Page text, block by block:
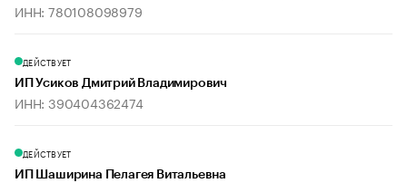
ИНН: 780108098979
ДЕЙСТВУЕТ
ИП Усиков Дмитрий Владимирович
ИНН: 390404362474
ДЕЙСТВУЕТ
ИП Шаширина Пелагея Витальевна